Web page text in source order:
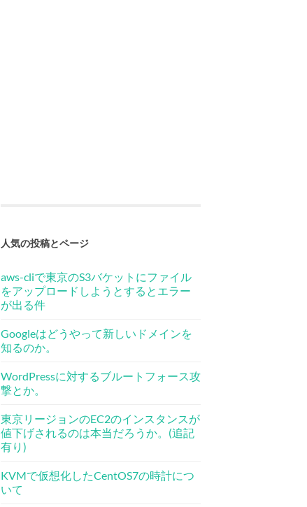
人気の投稿とページ
aws-cliで東京のS3バケットにファイル
をアップロードしようとするとエラー
が出る件
Googleはどうやって新しいドメインを
知るのか。
WordPressに対するブルートフォース攻
撃とか。
東京リージョンのEC2のインスタンスが
値下げされるのは本当だろうか。(追記
有り)
KVMで仮想化したCentOS7の時計につ
いて